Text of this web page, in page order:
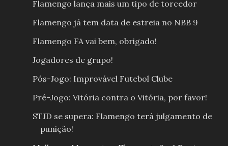
Flamengo lança mais um tipo de torcedor
Flamengo já tem data de estreia no NBB 9
Flamengo FA vai bem, obrigado!
Jogadores de grupo!
Pós-Jogo: Improvável Futebol Clube
Pré-Jogo: Vitória contra o Vitória, por favor!
STJD se supera: Flamengo terá julgamento de
punição!